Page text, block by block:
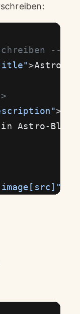
-->
>Astro-
>
Astro-